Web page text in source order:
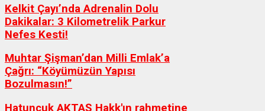
Kelkit Çayı’nda Adrenalin Dolu
Dakikalar: 3 Kilometrelik Parkur
Nefes Kesti!
Muhtar Şişman’dan Milli Emlak’a
Çağrı: “Köyümüzün Yapısı
Bozulmasın!”
Hatuncuk AKTAŞ Hakk'ın rahmetine